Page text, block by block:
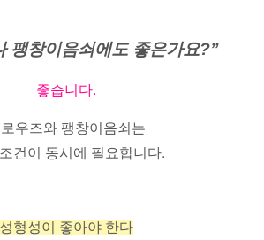
팽창이음쇠에도 좋은가요?”
좋습니다.
우즈와 팽창이음쇠는
건이 동시에 필요합니다.
성형성이 좋아야 한다